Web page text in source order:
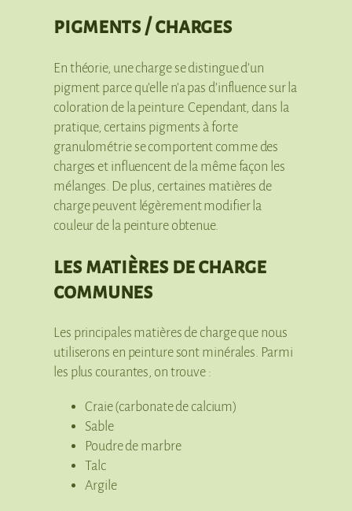
pigments / charges
En théorie, une charge se distingue d’un
pigment parce qu’elle n’a pas d’influence sur la
coloration de la peinture. Cependant, dans la
pratique, certains pigments à forte
granulométrie se comportent comme des
charges et influencent de la même façon les
mélanges. De plus, certaines matières de
charge peuvent légèrement modifier la
couleur de la peinture obtenue.
les matières de charge
communes
Les principales matières de charge que nous
utiliserons en peinture sont minérales. Parmi
les plus courantes, on trouve :
Craie (carbonate de calcium)
Sable
Poudre de marbre
Talc
Argile